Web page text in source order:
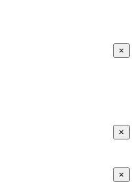
×
×
×